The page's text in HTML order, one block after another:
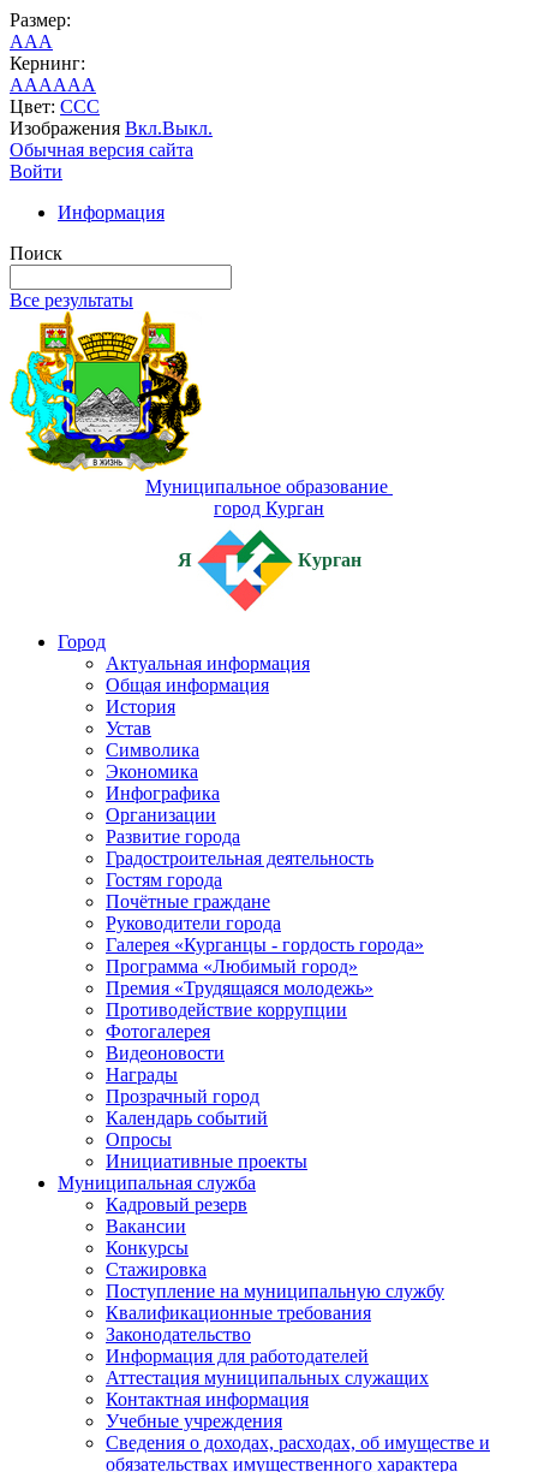
Размер:
AAA
Кернинг:
AAAAAA
Цвет: CCC
Изображения Вкл.Выкл.
Обычная версия сайта
Войти
Информация
Поиск
Все результаты
Муниципальное образование
город Курган
Я Курган
Город
Актуальная информация
Общая информация
История
Устав
Символика
Экономика
Инфографика
Организации
Развитие города
Градостроительная деятельность
Гостям города
Почётные граждане
Руководители города
Галерея «Курганцы - гордость города»
Программа «Любимый город»
Премия «Трудящаяся молодежь»
Противодействие коррупции
Фотогалерея
Видеоновости
Награды
Прозрачный город
Календарь событий
Опросы
Инициативные проекты
Муниципальная служба
Кадровый резерв
Вакансии
Конкурсы
Стажировка
Поступление на муниципальную службу
Квалификационные требования
Законодательство
Информация для работодателей
Аттестация муниципальных служащих
Контактная информация
Учебные учреждения
Сведения о доходах, расходах, об имуществе и
обязательствах имущественного характера